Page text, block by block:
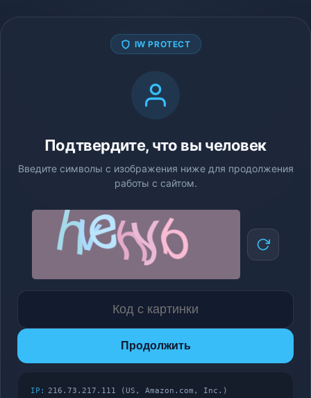
IW PROTECT
Подтвердите, что вы человек
Введите символы с изображения ниже для продолжения
работы с сайтом.
Продолжить
IP: 216.73.217.111 (US, Amazon.com, Inc.)